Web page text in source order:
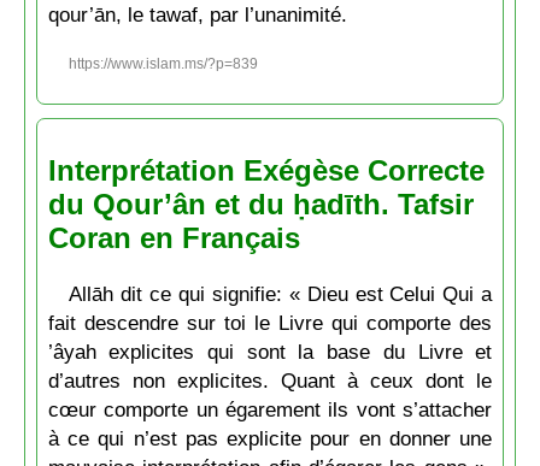
qour’ān, le tawaf, par l’unanimité.
https://www.islam.ms/?p=839
Interprétation Exégèse Correcte
du Qour’ân et du ḥadīth. Tafsir
Coran en Français
Allāh dit ce qui signifie: « Dieu est Celui Qui a
fait descendre sur toi le Livre qui comporte des
’âyah explicites qui sont la base du Livre et
d’autres non explicites. Quant à ceux dont le
cœur comporte un égarement ils vont s’attacher
à ce qui n’est pas explicite pour en donner une